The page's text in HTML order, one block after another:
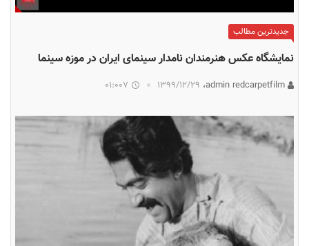
جدیدترین مطالب
نمایشگاه عکس هنرمندان نامدار سینمای ایران در موزه سینما
۱۳۹۹/۱۲/۲۹ 01:007